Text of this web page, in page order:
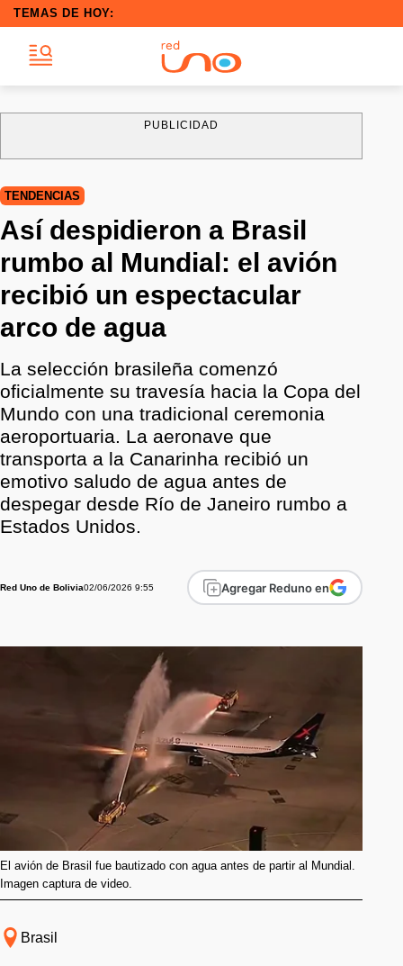
TEMAS DE HOY:
PUBLICIDAD
TENDENCIAS
Así despidieron a Brasil
rumbo al Mundial: el avión
recibió un espectacular
arco de agua
La selección brasileña comenzó
oficialmente su travesía hacia la Copa del
Mundo con una tradicional ceremonia
aeroportuaria. La aeronave que
transporta a la Canarinha recibió un
emotivo saludo de agua antes de
despegar desde Río de Janeiro rumbo a
Estados Unidos.
Red Uno de Bolivia02/06/2026 9:55 Agregar Reduno en
El avión de Brasil fue bautizado con agua antes de partir al Mundial.
Imagen captura de video.
Brasil